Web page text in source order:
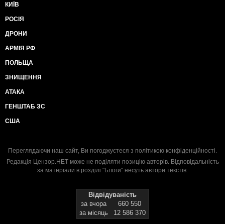
КИЇВ
РОСІЯ
ДРОНИ
АРМІЯ РФ
ПОЛЬЩА
ЗНИЩЕННЯ
АТАКА
ГЕНШТАБ ЗС
США
Переглядаючи наш сайт, Ви погоджуєтеся з політикою конфіденційності.
Редакція Цензор.НЕТ може не поділяти позицію авторів. Відповідальність
за матеріали в розділі "Блоги" несуть автори текстів.
Відвідуваність
за вчора
660 550
за місяць
12 586 370